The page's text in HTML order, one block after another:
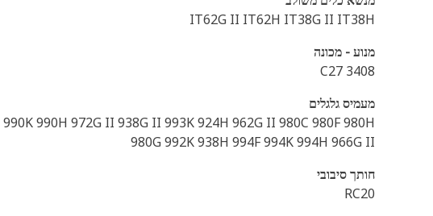
IT62G II IT62H IT38G II IT38H
מנוע - מכונה
C27 3408
מעמיס גלגלים
990H 972G II 938G II 993K 924H 962G II 980C 980F 980H
980G 992K 938H 994F 994K 994H 966G II
חותך סיבובי
RC20